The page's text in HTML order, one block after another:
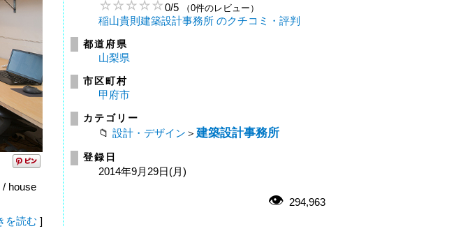
/ house
を読む ]
0/5 （0件のレビュー）
稲山貴則建築設計事務所 のクチコミ・評判
都道府県
山梨県
市区町村
甲府市
カテゴリー
設計・デザイン ＞ 建築設計事務所
登録日
2014年9月29日(月)
294,963